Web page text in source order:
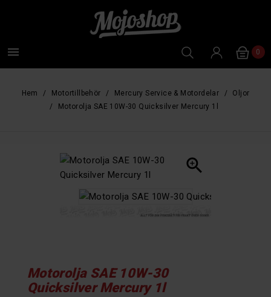
 0
Hem Motortillbehör Mercury Service & Motordelar
Oljor
Motorolja SAE 10W-30 Quicksilver Mercury 1l

Motorolja SAE 10W-30
Quicksilver Mercury 1l